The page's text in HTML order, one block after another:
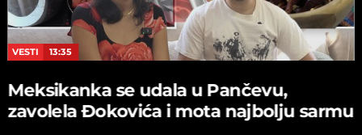
VESTI 13:35
Meksikanka se udala u Pančevu,
zavolela Đokovića i mota najbolju sarmu